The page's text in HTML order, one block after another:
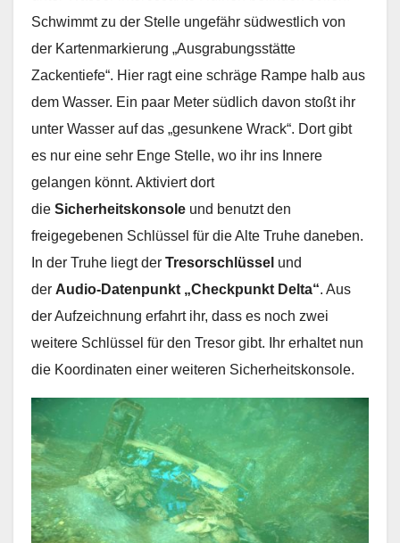
Schwimmt zu der Stelle ungefähr südwestlich von
der Kartenmarkierung „Ausgrabungsstätte
Zackentiefe“. Hier ragt eine schräge Rampe halb aus
dem Wasser. Ein paar Meter südlich davon stoßt ihr
unter Wasser auf das „gesunkene Wrack“. Dort gibt
es nur eine sehr Enge Stelle, wo ihr ins Innere
gelangen könnt. Aktiviert dort
die Sicherheitskonsole und benutzt den
freigegebenen Schlüssel für die Alte Truhe daneben.
In der Truhe liegt der Tresorschlüssel und
der Audio-Datenpunkt „Checkpunkt Delta“. Aus
der Aufzeichnung erfahrt ihr, dass es noch zwei
weitere Schlüssel für den Tresor gibt. Ihr erhaltet nun
die Koordinaten einer weiteren Sicherheitskonsole.